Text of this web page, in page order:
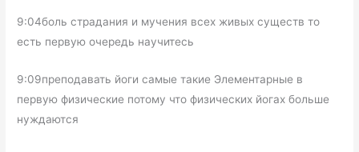
9:04боль страдания и мучения всех живых существ то
есть первую очередь научитесь
9:09преподавать йоги самые такие Элементарные в
первую физические потому что физических йогах больше
нуждаются